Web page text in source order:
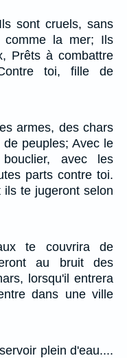
sont cruels, sans
comme la mer; Ils
Prêts à combattre
toi, fille de
armes, des chars
peuples; Avec le
avec les
parts contre toi.
te jugeront selon
te couvrira de
au bruit des
lorsqu'il entrera
dans une ville
plein d'eau....